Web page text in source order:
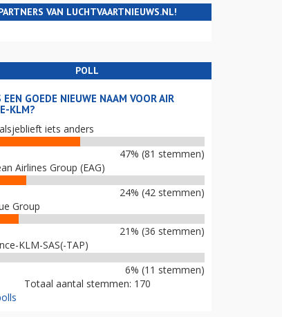
VAN LUCHTVAARTNIEUWS.NL!
POLL
EEN GOEDE NIEUWE NAAM VOOR AIR
KLM?
iets anders
47% (81 stemmen)
Airlines Group (EAG)
24% (42 stemmen)
Group
21% (36 stemmen)
KLM-SAS(-TAP)
6% (11 stemmen)
Totaal aantal stemmen: 170